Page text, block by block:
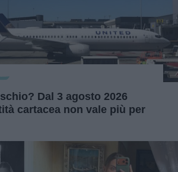
Dal 3 agosto 2026
cartacea non vale più per